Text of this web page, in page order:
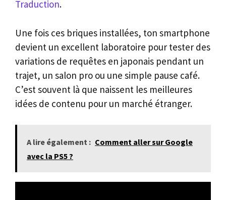
Traduction.
Une fois ces briques installées, ton smartphone
devient un excellent laboratoire pour tester des
variations de requêtes en japonais pendant un
trajet, un salon pro ou une simple pause café.
C’est souvent là que naissent les meilleures
idées de contenu pour un marché étranger.
A lire également : Comment aller sur Google
avec la PS5 ?